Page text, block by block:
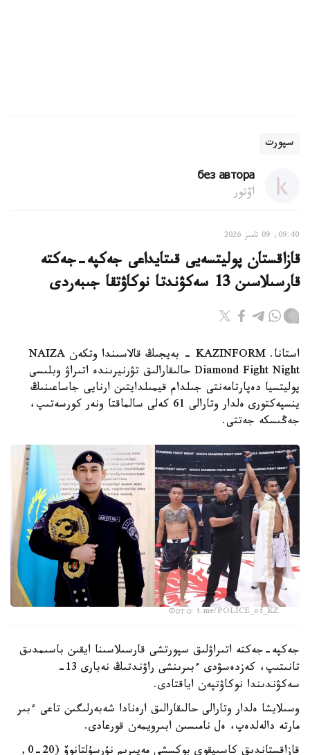
سپورت
без автора
اۆتور
09:40, 09 تامىز 2026
قازاقستان پوليتسەيى قىتايداعى جەكپە-جەكتە
قارسىلاسىن 13 سەكۋندتا نوكاۋتقا جىبەردى
استانا. KAZINFORM - بەيجىڭ قالاسىندا وتكەن NAIZA
Diamond Fight Night حالىقارالىق تۋرنيرىندە اتىراۋ وبلىسى
پوليتسيا دەپارتامەنتى جىلدام قيمىلدايتىن ارنايى جاساعىنىڭ
ينسپەكتورى ەلدار وتارالى 61 كەلى سالماقتا ونەر كورسەتىپ،
جەڭىسكە جەتتى.
Фото: t.me/POLICE_of_KZ
جەكپە-جەكتە اتىراۋلىق سپورتشى قارسىلاسىنا ايقىن باسىمدىق
تانىتىپ، كەزدەسۋدى ءبىرىنشى راۋندتىڭ نەبارى 13-
سەكۋندىندا نوكاۋتپەن اياقتادى.
وسىلايشا ەلدار وتارالى حالىقارالىق ارەنادا شەبەرلىگىن تاعى ءبىر
مارتە دالەلدەپ، ەل نامىسىن ابىرويمەن قورعادى.